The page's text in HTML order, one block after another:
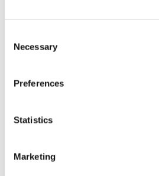
Selection
Necessary
Preferences
Statistics
Marketing